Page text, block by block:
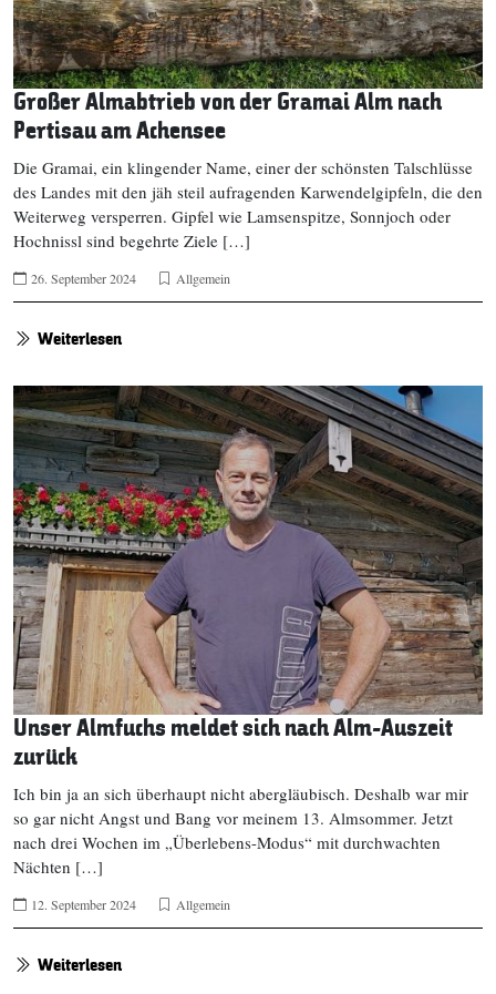
Großer Almabtrieb von der Gramai Alm nach
Pertisau am Achensee
Die Gramai, ein klingender Name, einer der schönsten Talschlüsse
des Landes mit den jäh steil aufragenden Karwendelgipfeln, die den
Weiterweg versperren. Gipfel wie Lamsenspitze, Sonnjoch oder
Hochnissl sind begehrte Ziele […]
26. September 2024 Allgemein
Weiterlesen
Unser Almfuchs meldet sich nach Alm-Auszeit
zurück
Ich bin ja an sich überhaupt nicht abergläubisch. Deshalb war mir
so gar nicht Angst und Bang vor meinem 13. Almsommer. Jetzt
nach drei Wochen im „Überlebens-Modus“ mit durchwachten
Nächten […]
12. September 2024 Allgemein
Weiterlesen